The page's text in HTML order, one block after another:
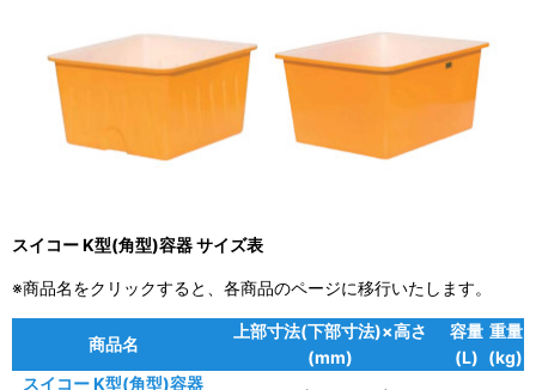
スイコー K型(角型)容器 サイズ表
※商品名をクリックすると、各商品のページに移行いたします。
商品名
上部寸法(下部寸法)×高さ
(mm)
容量
(L)
重量
(kg)
スイコー K型(角型)容器